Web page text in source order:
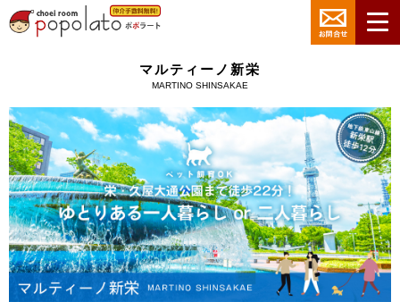
マルティーノ新栄
MARTINO SHINSAKAE